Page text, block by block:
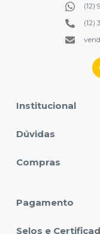
Institucional
Dúvidas
Compras
(12)
(12)
Pagamento
Selos e